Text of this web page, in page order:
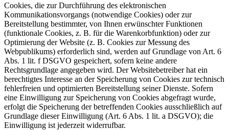
Cookies, die zur Durchführung des elektronischen
Kommunikationsvorgangs (notwendige Cookies) oder zur
Bereitstellung bestimmter, von Ihnen erwünschter Funktionen
(funktionale Cookies, z. B. für die Warenkorbfunktion) oder zur
Optimierung der Website (z. B. Cookies zur Messung des
Webpublikums) erforderlich sind, werden auf Grundlage von Art. 6
Abs. 1 lit. f DSGVO gespeichert, sofern keine andere
Rechtsgrundlage angegeben wird. Der Websitebetreiber hat ein
berechtigtes Interesse an der Speicherung von Cookies zur technisch
fehlerfreien und optimierten Bereitstellung seiner Dienste. Sofern
eine Einwilligung zur Speicherung von Cookies abgefragt wurde,
erfolgt die Speicherung der betreffenden Cookies ausschließlich auf
Grundlage dieser Einwilligung (Art. 6 Abs. 1 lit. a DSGVO); die
Einwilligung ist jederzeit widerrufbar.